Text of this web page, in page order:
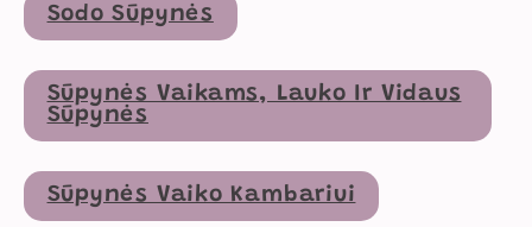
Sodo Sūpynės
Sūpynės Vaikams, Lauko Ir Vidaus
Sūpynės
Sūpynės Vaiko Kambariui